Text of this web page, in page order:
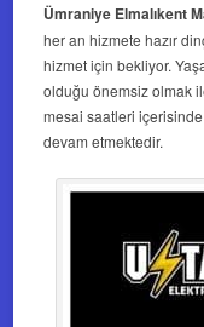
Ümraniye Elmalıkent
her an hizmete hazır
hizmet için bekliyor.
olduğu önemsiz olmak
mesai saatleri
devam etmektedir.